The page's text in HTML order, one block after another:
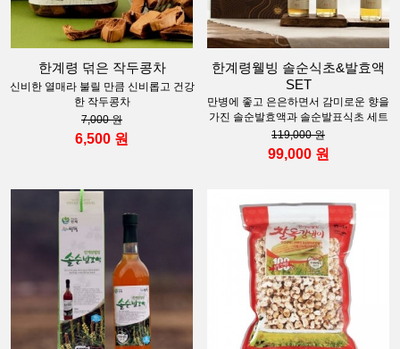
한계령 덖은 작두콩차
신비한 열매라 불릴 만큼 신비롭고 건강
한 작두콩차
7,000 원
6,500 원
한계령웰빙 솔순식초&발효액
SET
만병에 좋고 은은하면서 감미로운 향을
가진 솔순발효액과 솔순발표식초 세트
119,000 원
99,000 원